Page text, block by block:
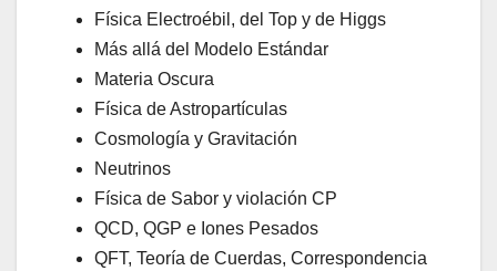
Física Electroébil, del Top y de Higgs
Más allá del Modelo Estándar
Materia Oscura
Física de Astropartículas
Cosmología y Gravitación
Neutrinos
Física de Sabor y violación CP
QCD, QGP e Iones Pesados
QFT, Teoría de Cuerdas, Correspondencia